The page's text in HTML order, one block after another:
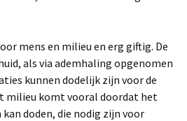
mens en milieu en erg giftig. De
als via ademhaling opgenomen
kunnen dodelijk zijn voor de
milieu komt vooral doordat het
doden, die nodig zijn voor